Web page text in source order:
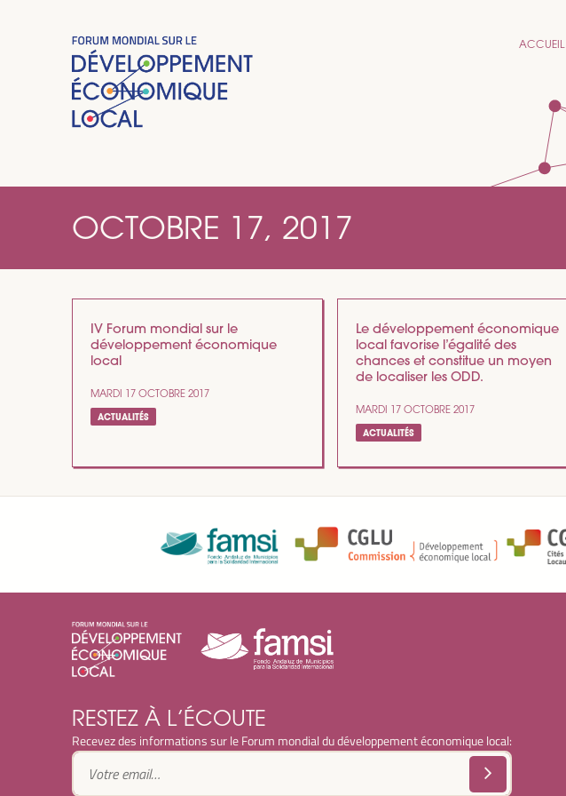
ACCUEIL
OCTOBRE 17, 2017
IV Forum mondial sur le
développement économique
local
MARDI 17 OCTOBRE 2017
ACTUALITÉS
Le développement économique
local favorise l’égalité des
chances et constitue un moyen
de localiser les ODD.
MARDI 17 OCTOBRE 2017
ACTUALITÉS
RESTEZ À L’ÉCOUTE
Recevez des informations sur le Forum mondial du développement économique local: